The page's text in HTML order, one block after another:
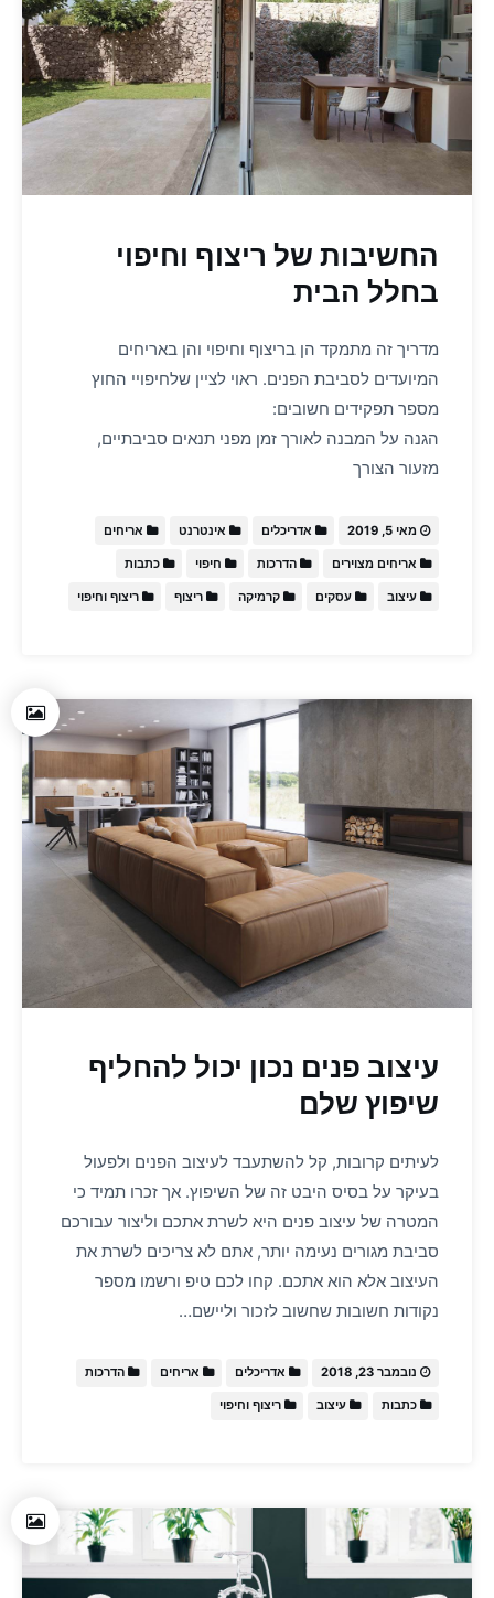
החשיבות של ריצוף וחיפוי
בחלל הבית
מדריך זה מתמקד הן בריצוף וחיפוי והן באריחים
המיועדים לסביבת הפנים. ראוי לציין שלחיפויי החוץ
מספר תפקידים חשובים:
הגנה על המבנה לאורך זמן מפני תנאים סביבתיים,
מזעור הצורך
מאי 5, 2019 אדריכלים אינטרנט אריחים
אריחים מצוירים הדרכות חיפוי כתבות
עיצוב עסקים קרמיקה ריצוף ריצוף וחיפוי
עיצוב פנים נכון יכול להחליף
שיפוץ שלם
לעיתים קרובות, קל להשתעבד לעיצוב הפנים ולפעול
בעיקר על בסיס היבט זה של השיפוץ. אך זכרו תמיד כי
המטרה של עיצוב פנים היא לשרת אתכם וליצור עבורכם
סביבת מגורים נעימה יותר, אתם לא צריכים לשרת את
העיצוב אלא הוא אתכם. קחו לכם טיפ ורשמו מספר
נקודות חשובות שחשוב לזכור וליישם…
נובמבר 23, 2018 אדריכלים אריחים הדרכות
כתבות עיצוב ריצוף וחיפוי